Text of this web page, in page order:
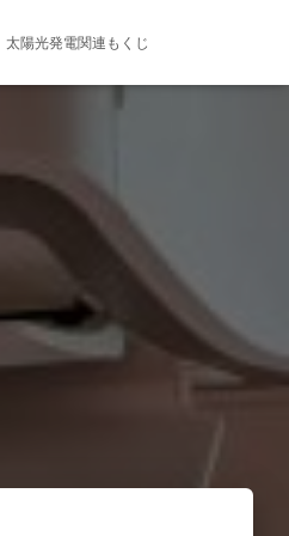
太陽光発電関連もくじ